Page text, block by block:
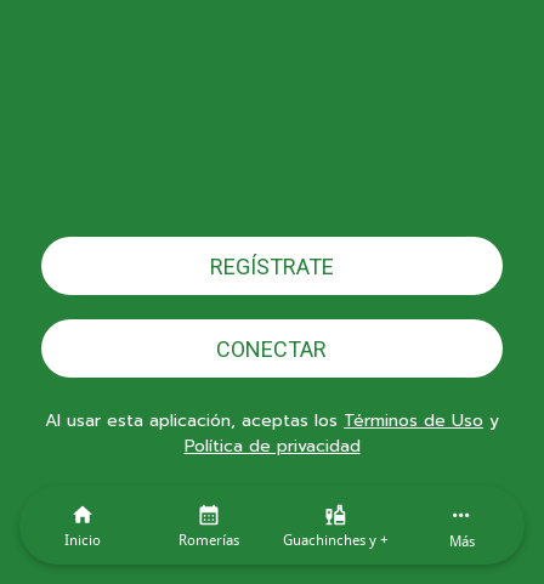
REGÍSTRATE
CONECTAR
Al usar esta aplicación, aceptas los Términos de Uso y
Política de privacidad
Inicio Romerías Guachinches y + Más